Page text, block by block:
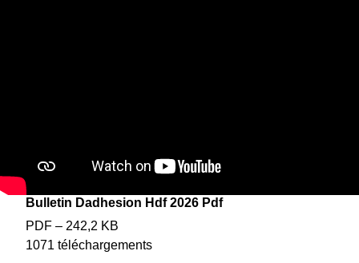
Bulletin Dadhesion Hdf 2026 Pdf
PDF – 242,2 KB
1071 téléchargements